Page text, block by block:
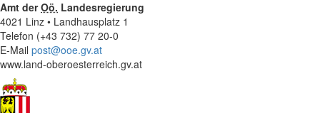
Amt derOö. Landesregierung
4021 Linz • Landhausplatz 1
Telefon (+43 732) 77 20-0
E-Mail post@ooe.gv.at
www.land-oberoesterreich.gv.at